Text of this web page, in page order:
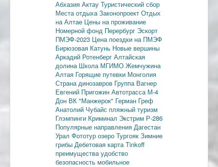
Абхазия Актау Туристический сбор
Места отдыха Законопроект Отдых
на Алтае Цены на проживание
Номерной фонд Перербург Эскорт
ПМЭФ-2023 Цена поездки на ПМЭФ
Бирюзовая Катунь Новые вершины
Аркадий Ротенберг Алтайская
долина Школа МГИМО Жемчужина
Алтая Горящие путевки Монголия
Страна динозавров Группа Вагнер
Евгений Пригожин Автотрасса М-4
Дон ВК "Манжерок" Герман Греф
Анатолий Чубайс пляжный туризм
Глэмпинги Криминал Экстрим Р-286
Популярные направления Дагестан
Урал Фототур озеро Тургояк Зимние
грибы Дебетовая карта Tinkoff
преимущества удобство
безопасность мобильное